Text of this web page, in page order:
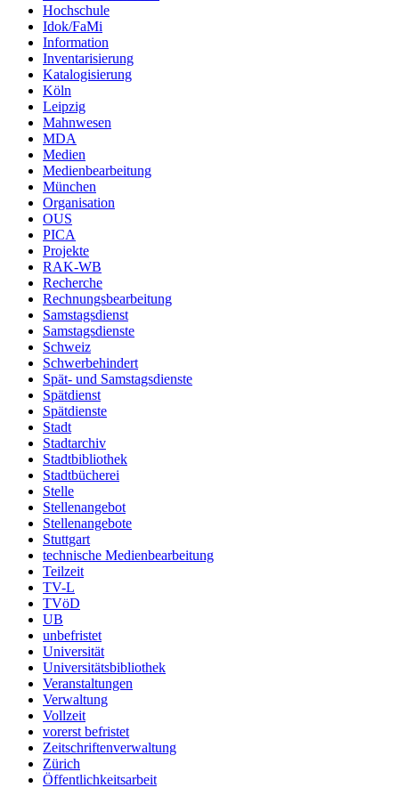
Hochschule
Idok/FaMi
Information
Inventarisierung
Katalogisierung
Köln
Leipzig
Mahnwesen
MDA
Medien
Medienbearbeitung
München
Organisation
OUS
PICA
Projekte
RAK-WB
Recherche
Rechnungsbearbeitung
Samstagsdienst
Samstagsdienste
Schweiz
Schwerbehindert
Spät- und Samstagsdienste
Spätdienst
Spätdienste
Stadt
Stadtarchiv
Stadtbibliothek
Stadtbücherei
Stelle
Stellenangebot
Stellenangebote
Stuttgart
technische Medienbearbeitung
Teilzeit
TV-L
TVöD
UB
unbefristet
Universität
Universitätsbibliothek
Veranstaltungen
Verwaltung
Vollzeit
vorerst befristet
Zeitschriftenverwaltung
Zürich
Öffentlichkeitsarbeit